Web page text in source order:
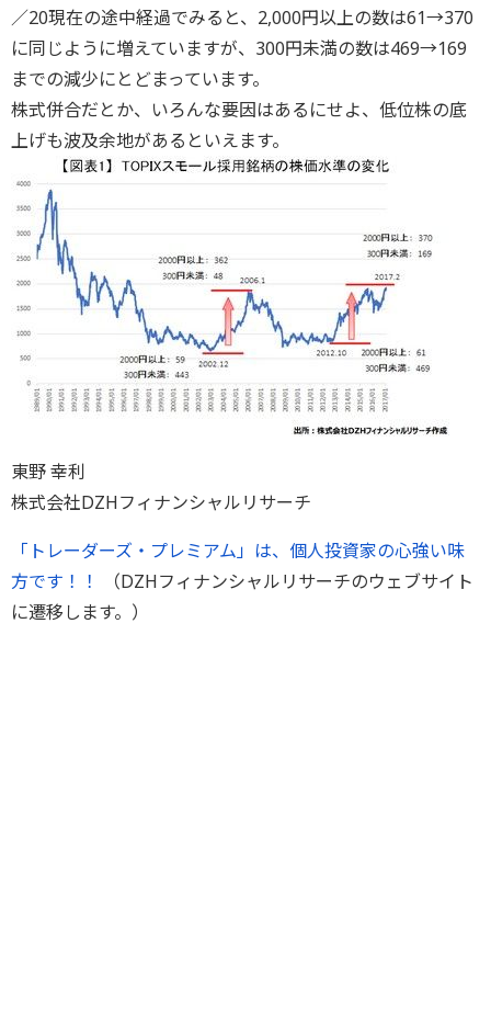
／20現在の途中経過でみると、2,000円以上の数は61→370
に同じように増えていますが、300円未満の数は469→169
までの減少にとどまっています。
株式併合だとか、いろんな要因はあるにせよ、低位株の底
上げも波及余地があるといえます。
東野 幸利
株式会社DZHフィナンシャルリサーチ
「トレーダーズ・プレミアム」は、個人投資家の心強い味
方です！！
（DZHフィナンシャルリサーチのウェブサイト
に遷移します。）